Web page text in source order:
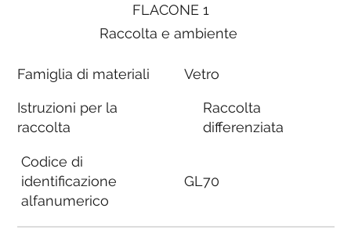
FLACONE 1
Raccolta e ambiente
Famiglia di materiali
Istruzioni per la
raccolta
Codice di
identificazione
alfanumerico
Vetro
Raccolta
differenziata
GL70